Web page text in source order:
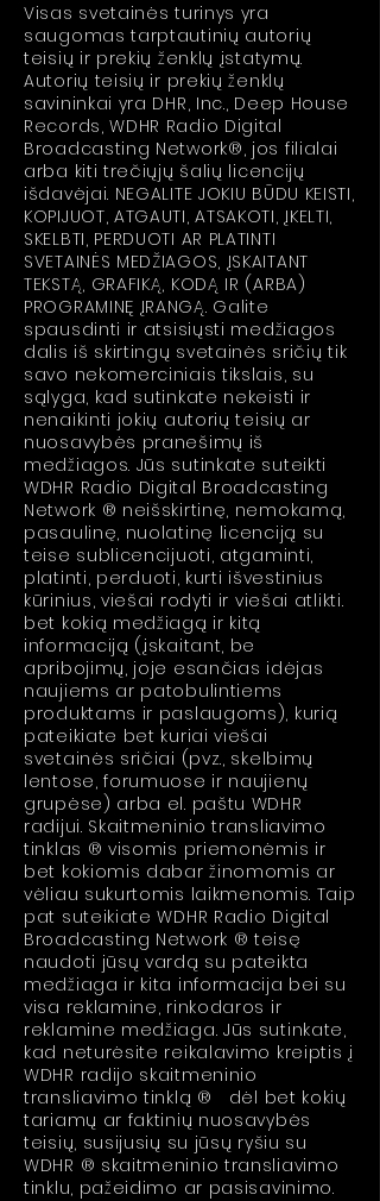
Visas svetainės turinys yra
saugomas tarptautinių autorių
teisių ir prekių ženklų įstatymų.
Autorių teisių ir prekių ženklų
savininkai yra DHR, Inc., Deep House
Records, WDHR Radio Digital
Broadcasting Network®, jos filialai
arba kiti trečiųjų šalių licencijų
išdavėjai. NEGALITE JOKIU BŪDU KEISTI,
KOPIJUOT, ATGAUTI, ATSAKOTI, ĮKELTI,
SKELBTI, PERDUOTI AR PLATINTI
SVETAINĖS MEDŽIAGOS, ĮSKAITANT
TEKSTĄ, GRAFIKĄ, KODĄ IR (ARBA)
PROGRAMINĘ ĮRANGĄ. Galite
spausdinti ir atsisiųsti medžiagos
dalis iš skirtingų svetainės sričių tik
savo nekomerciniais tikslais, su
sąlyga, kad sutinkate nekeisti ir
nenaikinti jokių autorių teisių ar
nuosavybės pranešimų iš
medžiagos. Jūs sutinkate suteikti
WDHR Radio Digital Broadcasting
Network ® neišskirtinę, nemokamą,
pasaulinę, nuolatinę licenciją su
teise sublicencijuoti, atgaminti,
platinti, perduoti, kurti išvestinius
kūrinius, viešai rodyti ir viešai atlikti.
bet kokią medžiagą ir kitą
informaciją (įskaitant, be
apribojimų, joje esančias idėjas
naujiems ar patobulintiems
produktams ir paslaugoms), kurią
pateikiate bet kuriai viešai
svetainės sričiai (pvz., skelbimų
lentose, forumuose ir naujienų
grupėse) arba el. paštu WDHR
radijui. Skaitmeninio transliavimo
tinklas ® visomis priemonėmis ir
bet kokiomis dabar žinomomis ar
vėliau sukurtomis laikmenomis. Taip
pat suteikiate WDHR Radio Digital
Broadcasting Network ® teisę
naudoti jūsų vardą su pateikta
medžiaga ir kita informacija bei su
visa reklamine, rinkodaros ir
reklamine medžiaga. Jūs sutinkate,
kad neturėsite reikalavimo kreiptis į
WDHR radijo skaitmeninio
transliavimo tinklą ® dėl bet kokių
tariamų ar faktinių nuosavybės
teisių, susijusių su jūsų ryšiu su
WDHR ® skaitmeninio transliavimo
tinklu, pažeidimo ar pasisavinimo.